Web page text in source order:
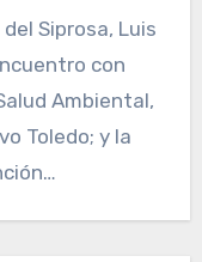
con
Ambiental,
Toledo; y la